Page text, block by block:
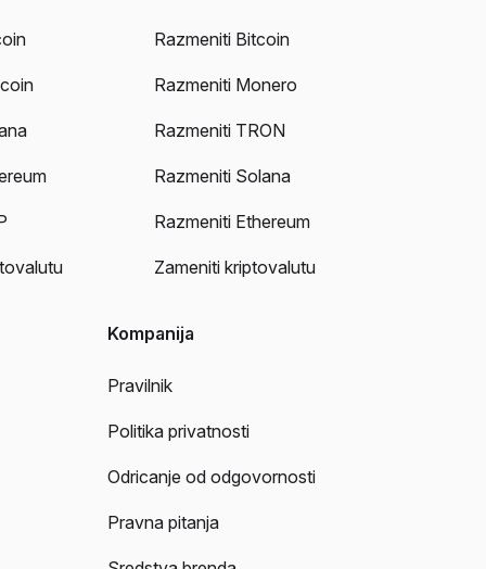
Razmeniti Bitcoin
Razmeniti Monero
Razmeniti TRON
Razmeniti Solana
Razmeniti Ethereum
Zameniti kriptovalutu
Kompanija
Pravilnik
Politika privatnosti
Odricanje od odgovornosti
Pravna pitanja